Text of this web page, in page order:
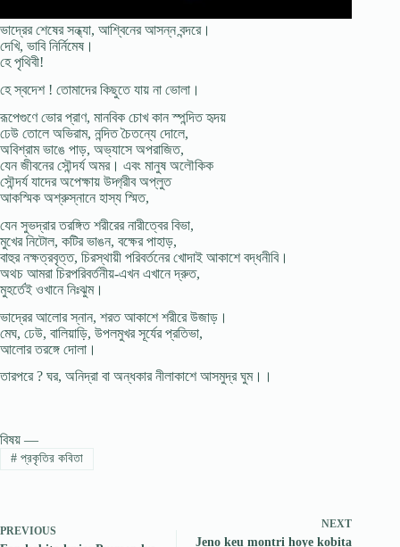
ভাদ্রের শেষের সন্ধ্যা, আশ্বিনের আসন্ন বন্দরে।
দেখি, ভাবি নির্নিমেষ।
হে পৃথিবী!
হে স্বদেশ ! তােমাদের কিছুতে যায় না ভােলা।
রূপেগুণে ভাের প্রাণ, মানবিক চোখ কান স্পন্দিত হৃদয়
ঢেউ তোলে অভিরাম, নন্দিত চৈতন্যে দোলে,
অবিশ্রাম ভাঙে পাড়, অভ্যাসে অপরাজিত,
যেন জীবনের সৌন্দর্য অমর। এবং মানুষ অলৌকিক
সৌন্দর্য যাদের অপেক্ষায় উদ্গ্রীব অপ্লুত
আকস্মিক অশ্রুস্নানে হাস্য স্মিত,
যেন সুভদ্রার তরঙ্গিত শরীরের নারীত্বের বিভা,
মুখের নিটোল, কটির ভাঙন, বক্ষের পাহাড়,
বাহুর নক্ষত্রবৃত্ত, চিরস্থায়ী পরিবর্তনের খোদাই আকাশে বদ্ধনীবি।
অথচ আমরা চিরপরিবর্তনীয়-এখন এখানে দ্রুত,
মুহর্তেই ওখানে নিঃঝুম।
ভাদ্রের আলোর স্নান, শরত আকাশে শরীরে উজাড়।
মেঘ, ঢেউ, বালিয়াড়ি, উপলমুখর সূর্যের প্রতিভা,
আলাের তরঙ্গে দোলা।
তারপরে ? ঘর, অনিদ্রা বা অন্ধকার নীলাকাশে আসমুদ্র ঘুম।।
বিষয় —
#প্রকৃতির কবিতা
PREVIOUS
NEXT
Jeno keu montri hoye kobita